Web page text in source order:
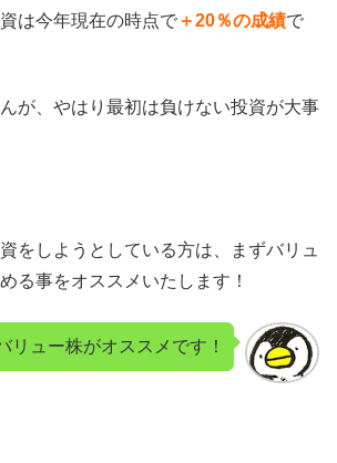
は今年現在の時点で＋20％の成績で
が、やはり最初は負けない投資が大事
をしようとしている方は、まずバリュ
る事をオススメいたします！
リュー株がオススメです！